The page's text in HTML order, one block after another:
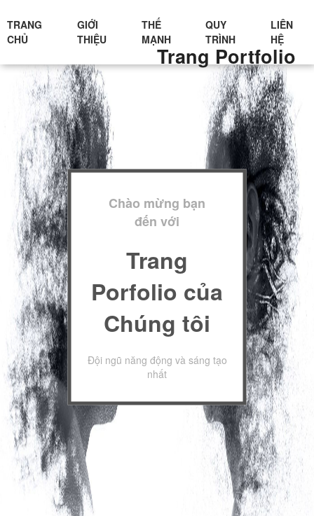
Trang Portfolio
TRANG
CHỦ
GIỚI
THIỆU
THẾ
MẠNH
QUY
TRÌNH
LIÊN
HỆ
Chào mừng bạn
đến với
Trang
Porfolio của
Chúng tôi
Đội ngũ năng động và sáng tạo
nhất